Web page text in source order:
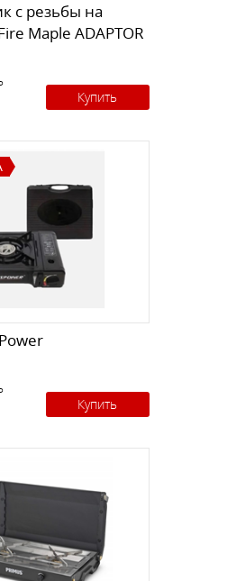
с резьбы на
Maple ADAPTOR
Купить
Купить